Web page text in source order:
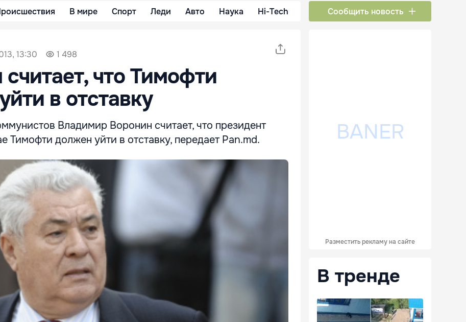
В мире Спорт Леди Авто Наука Hi-Tech Сообщить новость
13:30 1 498
что Тимофти
в отставку
Владимир Воронин считает, что президент
Тимофти должен уйти в отставку, передает Pan.md.
Разместить рекламу на сайте
В тренде